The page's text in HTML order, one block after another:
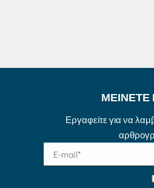
ΜΕΙΝΕΤΕ
Εργαφείτε για να